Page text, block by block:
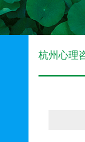
杭州心理